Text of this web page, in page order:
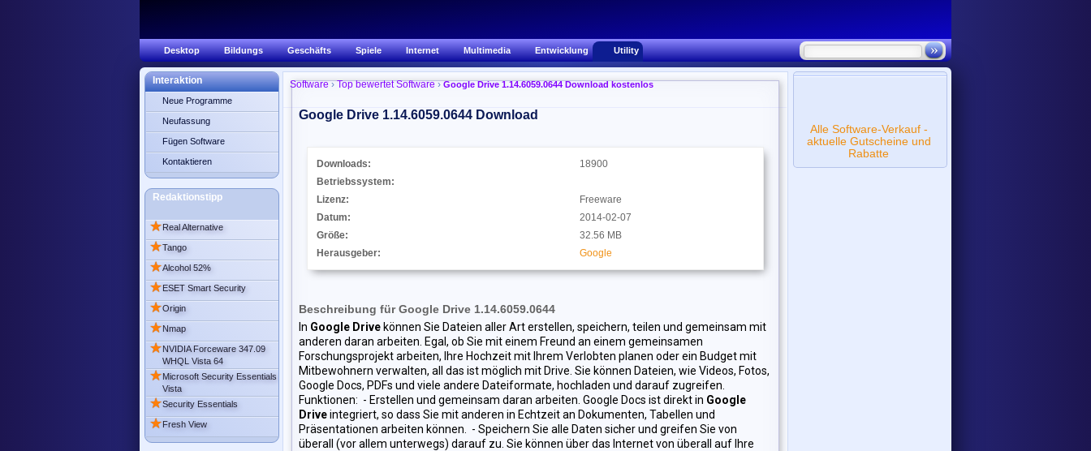
Desktop Bildungs Geschäfts Spiele Internet Multimedia Entwicklung Utility
Software ›Top bewertet Software ›Google Drive 1.14.6059.0644 Download kostenlos
Google Drive 1.14.6059.0644 Download
Downloads:
18900
Betriebssystem:
Lizenz:
Freeware
Datum:
2014-02-07
Größe:
32.56 MB
Herausgeber:
Google
Beschreibung für Google Drive 1.14.6059.0644
In Google Drive können Sie Dateien aller Art erstellen, speichern, teilen und gemeinsam mit
anderen daran arbeiten. Egal, ob Sie mit einem Freund an einem gemeinsamen
Forschungsprojekt arbeiten, Ihre Hochzeit mit Ihrem Verlobten planen oder ein Budget mit
Mitbewohnern verwalten, all das ist möglich mit Drive. Sie können Dateien, wie Videos, Fotos,
Google Docs, PDFs und viele andere Dateiformate, hochladen und darauf zugreifen.
Funktionen: - Erstellen und gemeinsam daran arbeiten. Google Docs ist direkt in Google
Driveintegriert, so dass Sie mit anderen in Echtzeit an Dokumenten, Tabellen und
Präsentationen arbeiten können. - Speichern Sie alle Daten sicher und greifen Sie von
überall (vor allem unterwegs) darauf zu. Sie können über das Internet von überall auf Ihre
Alle Software-Verkauf -
aktuelle Gutscheine und
Rabatte
Interaktion
Neue Programme
Neufassung
Fügen Software
Kontaktieren
Redaktionstipp
★Real Alternative
★Tango
★Alcohol 52%
★ESET Smart Security
★Origin
★Nmap
★NVIDIA Forceware 347.09
WHQL Vista 64
★Microsoft Security Essentials
Vista
★Security Essentials
★Fresh View